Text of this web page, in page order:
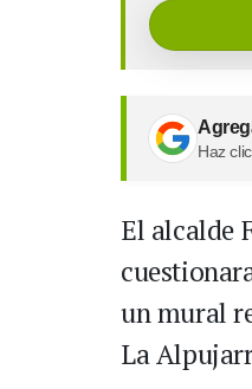
Haz
El alcalde
un mural
La